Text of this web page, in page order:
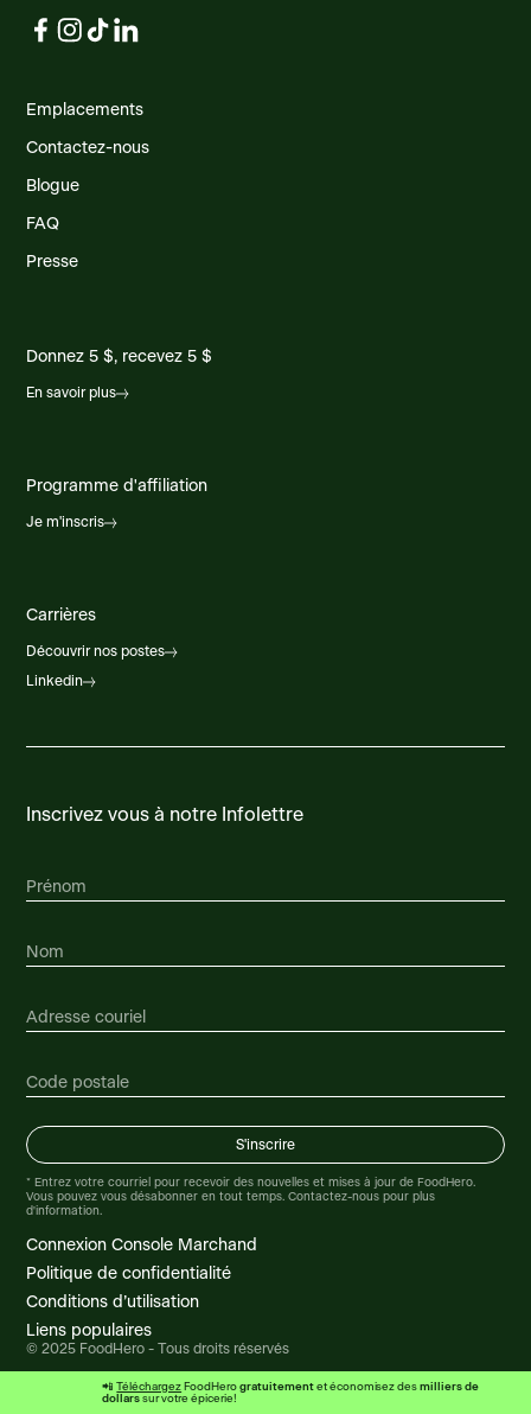
📲Téléchargez FoodHero gratuitementet économisez desmilliers de
dollars sur votre épicerie!
Emplacements
Contactez-nous
Blogue
FAQ
Presse
Donnez 5 $, recevez 5 $
En savoir plus
Programme d'affiliation
Je m'inscris
Carrières
Découvrir nos postes
Linkedin
Inscrivez vous à notre Infolettre
* Entrez votre courriel pour recevoir des nouvelles et mises à jour de FoodHero.
Vous pouvez vous désabonner en tout temps. Contactez-nous pour plus
d'information.
Connexion Console Marchand
Politique de confidentialité
Conditions d’utilisation
Liens populaires
© 2025 FoodHero - Tous droits réservés